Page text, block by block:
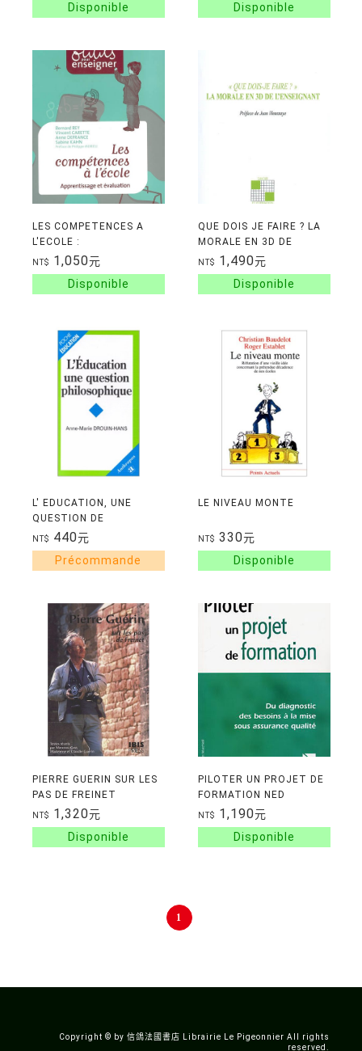
LES COMPETENCES A
L'ECOLE :
APPRENTISSAGE ET
EVALUATION
NT$ 1,050元
QUE DOIS JE FAIRE ? LA
MORALE EN 3D DE
L'ENSEIGNANT
NT$ 1,490元
L' EDUCATION, UNE
QUESTION DE
PHILOSOPHIE
NT$ 440元
LE NIVEAU MONTE
NT$ 330元
PIERRE GUERIN SUR LES
PAS DE FREINET
NT$ 1,320元
PILOTER UN PROJET DE
FORMATION NED
NT$ 1,190元
1
Copyright © by 信鴿法國書店 Librairie Le Pigeonnier All rights
reserved.